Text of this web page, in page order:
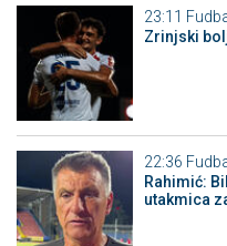
23:11
Zrinjski
22:36
Rahimić:
utakmica